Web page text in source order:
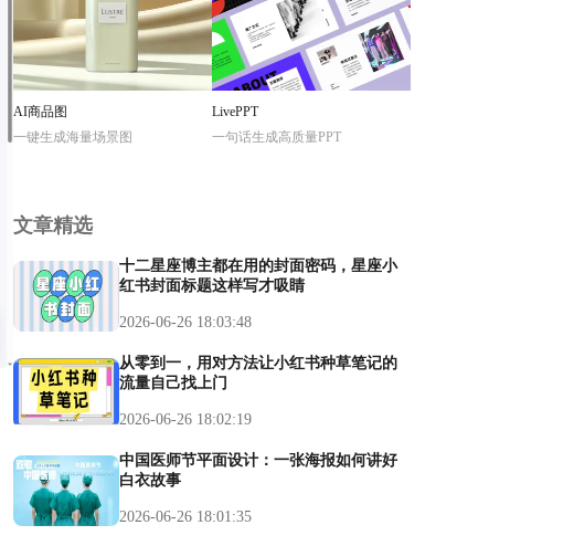
AI商品图
一键生成海量场景图
LivePPT
一句话生成高质量PPT
文章精选
十二星座博主都在用的封面密码，星座小
红书封面标题这样写才吸睛
2026-06-26 18:03:48
从零到一，用对方法让小红书种草笔记的
流量自己找上门
2026-06-26 18:02:19
中国医师节平面设计：一张海报如何讲好
白衣故事
2026-06-26 18:01:35